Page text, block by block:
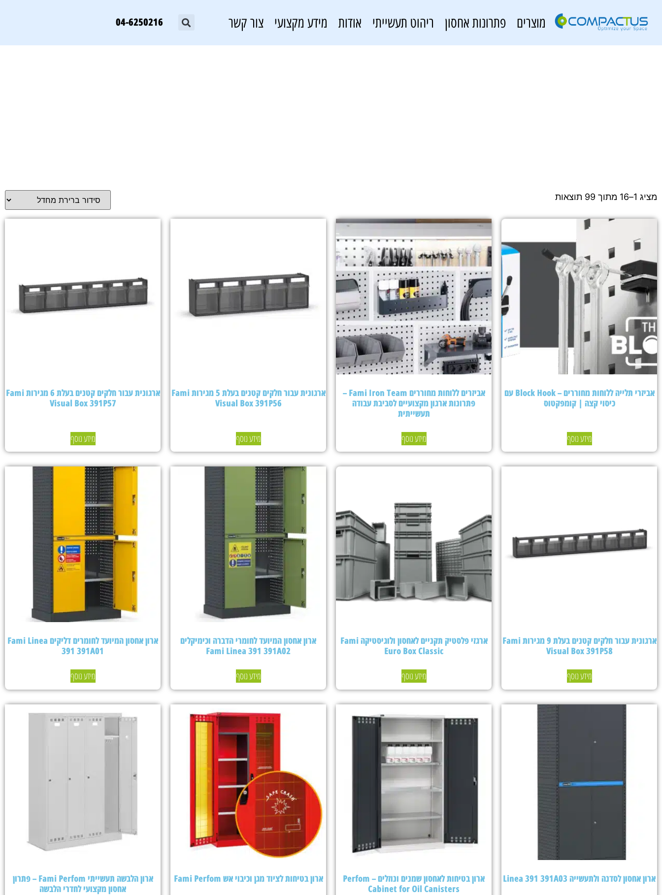
מוצרים פתרונות אחסון ריהוט תעשייתי אודות מידע מקצועי צור קשר 04-6250216
מציג 1–16 מתוך 99 תוצאות
אביזרי תלייה ללוחות מחוררים – Block Hook עם
כיסוי קצה | קומפקטוס
מידע נוסף
אביזרים ללוחות מחוררים Fami Iron Team –
פתרונות ארגון מקצועיים לסביבת עבודה
תעשייתית
מידע נוסף
ארגונית עבור חלקים קטנים בעלת 5 מגירות Fami
Visual Box 391P56
מידע נוסף
ארגונית עבור חלקים קטנים בעלת 6 מגירות Fami
Visual Box 391P57
מידע נוסף
ארגונית עבור חלקים קטנים בעלת 9 מגירות Fami
Visual Box 391P58
מידע נוסף
ארגזי פלסטיק תקניים לאחסון ולוגיסטיקה Fami
Euro Box Classic
מידע נוסף
ארון אחסון המיועד לחומרי הדברה וכימיקלים
Fami Linea 391 391A02
מידע נוסף
ארון אחסון המיועד לחומרים דליקים Fami Linea
391 391A01
מידע נוסף
ארון אחסון לסדנה ולתעשייה Linea 391 391A03
ארון בטיחות לאחסון שמנים ונוזלים – Perfom
Cabinet for Oil Canisters
ארון בטיחות לציוד מגן וכיבוי אש Fami Perfom
ארון הלבשה תעשייתי Fami Perfom – פתרון
אחסון מקצועי לחדרי הלבשה